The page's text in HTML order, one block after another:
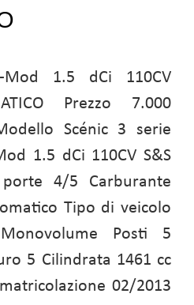
Mod 1.5 dCi 110CV
Prezzo 7.000
Scénic 3 serie
1.5 dCi 110CV S&S
4/5 Carburante
Tipo di veicolo
Posti 5
5 Cilindrata 1461 cc
02/2013